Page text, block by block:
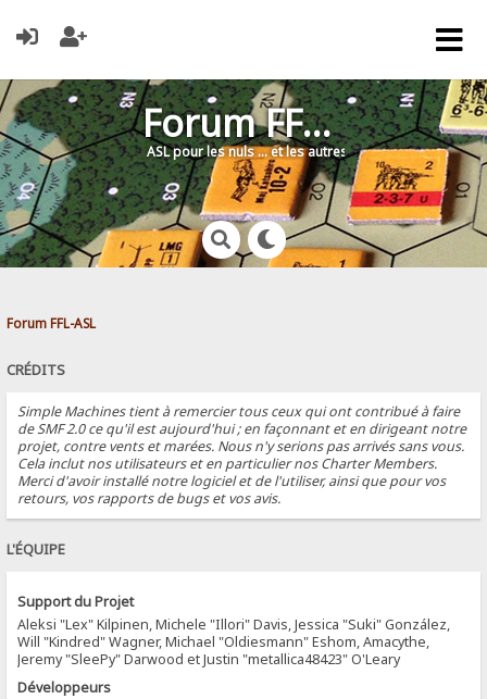
Forum FFL-ASL
ASL pour les nuls … et les autres !
Forum FFL-ASL
CRÉDITS
Simple Machines tient à remercier tous ceux qui ont contribué à faire
de SMF 2.0 ce qu'il est aujourd'hui ; en façonnant et en dirigeant notre
projet, contre vents et marées. Nous n'y serions pas arrivés sans vous.
Cela inclut nos utilisateurs et en particulier nos Charter Members.
Merci d'avoir installé notre logiciel et de l'utiliser, ainsi que pour vos
retours, vos rapports de bugs et vos avis.
L'ÉQUIPE
Support du Projet
Aleksi "Lex" Kilpinen, Michele "Illori" Davis, Jessica "Suki" González,
Will "Kindred" Wagner, Michael "Oldiesmann" Eshom, Amacythe,
Jeremy "SleePy" Darwood et Justin "metallica48423" O'Leary
Développeurs